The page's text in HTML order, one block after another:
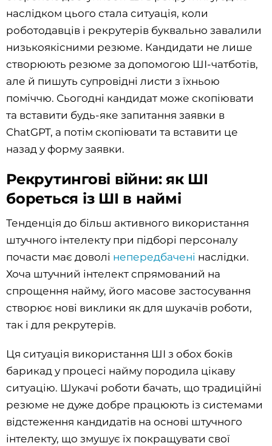
наслідком цього стала ситуація, коли
роботодавців і рекрутерів буквально завалили
низькоякісними резюме. Кандидати не лише
створюють резюме за допомогою ШІ-чатботів,
але й пишуть супровідні листи з їхньою
поміччю. Сьогодні кандидат може скопіювати
та вставити будь-яке запитання заявки в
ChatGPT, а потім скопіювати та вставити це
назад у форму заявки.
Рекрутингові війни: як ШІ
бореться із ШІ в наймі
Тенденція до більш активного використання
штучного інтелекту при підборі персоналу
почасти має доволі непередбачені наслідки.
Хоча штучний інтелект спрямований на
спрощення найму, його масове застосування
створює нові виклики як для шукачів роботи,
так і для рекрутерів.
Ця ситуація використання ШІ з обох боків
барикад у процесі найму породила цікаву
ситуацію. Шукачі роботи бачать, що традиційні
резюме не дуже добре працюють із системами
відстеження кандидатів на основі штучного
інтелекту, що змушує їх покращувати свої